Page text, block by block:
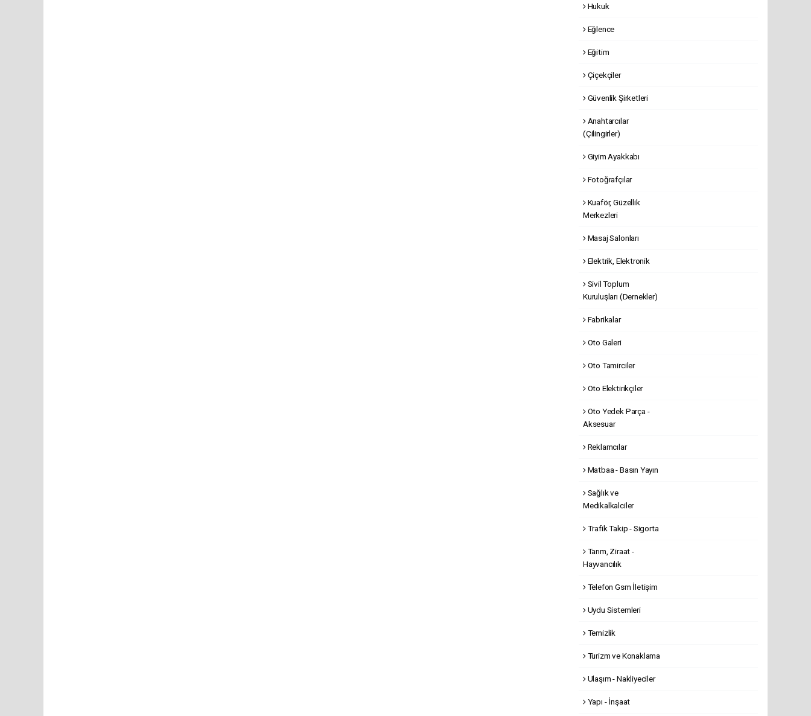
Hukuk
Eğlence
Eğitim
Çiçekçiler
Güvenlik Şirketleri
Anahtarcılar
(Çilingirler)
Giyim Ayakkabı
Fotoğrafçılar
Kuaför, Güzellik
Merkezleri
Masaj Salonları
Elektrik, Elektronik
Sivil Toplum
Kuruluşları (Dernekler)
Fabrikalar
Oto Galeri
Oto Tamirciler
Oto Elektirikçiler
Oto Yedek Parça -
Aksesuar
Reklamcılar
Matbaa - Basın Yayın
Sağlık ve
Medikalkalciler
Trafik Takip - Sigorta
Tarım, Ziraat -
Hayvancılık
Telefon Gsm İletişim
Uydu Sistemleri
Temizlik
Turizm ve Konaklama
Ulaşım - Nakliyeciler
Yapı - İnşaat